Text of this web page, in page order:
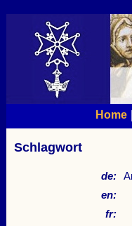
Home|
Schlagwort
de:
en:
fr: